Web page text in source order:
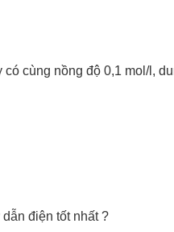
có cùng nồng độ 0,1 mol/l,
điện tốt nhất ?